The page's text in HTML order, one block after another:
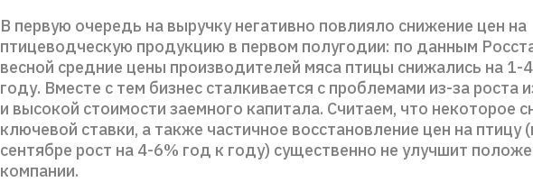
В первую очередь на выручку негативно повлияло снижение цен на
птицеводческую продукцию в первом полугодии: по данным
весной средние цены производителей мяса птицы снижались на 1-
году. Вместе с тем бизнес сталкивается с проблемами из-за роста
и высокой стоимости заемного капитала. Считаем, что некоторое
ключевой ставки, а также частичное восстановление цен на птицу
сентябре рост на 4-6% год к году) существенно не улучшит
компании.